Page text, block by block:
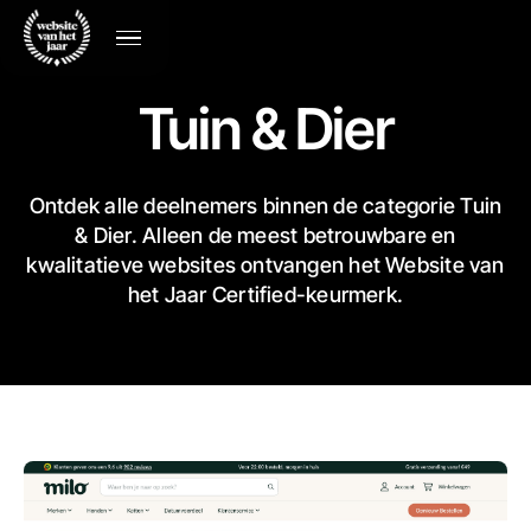
Tuin & Dier
Ontdek alle deelnemers binnen de categorie Tuin
& Dier. Alleen de meest betrouwbare en
kwalitatieve websites ontvangen het Website van
het Jaar Certified-keurmerk.